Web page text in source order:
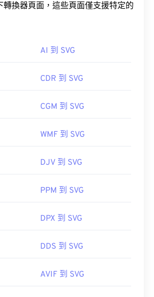
轉換器頁面，這些頁面僅支援特定的
AI 到 SVG
CDR 到 SVG
CGM 到 SVG
WMF 到 SVG
DJV 到 SVG
PPM 到 SVG
DPX 到 SVG
DDS 到 SVG
AVIF 到 SVG